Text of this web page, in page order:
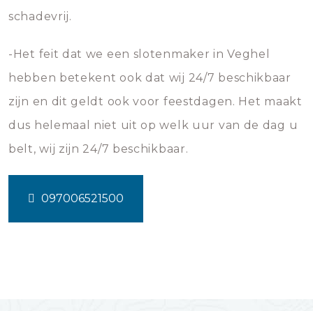
schadevrij.
-Het feit dat we een slotenmaker in Veghel
hebben betekent ook dat wij 24/7 beschikbaar
zijn en dit geldt ook voor feestdagen. Het maakt
dus helemaal niet uit op welk uur van de dag u
belt, wij zijn 24/7 beschikbaar.
097006521500